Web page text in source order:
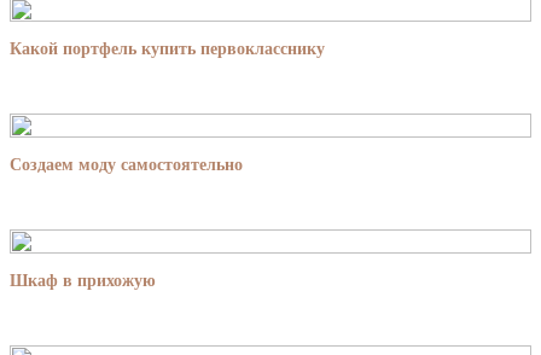
Какой портфель купить первокласснику
Создаем моду самостоятельно
Шкаф в прихожую